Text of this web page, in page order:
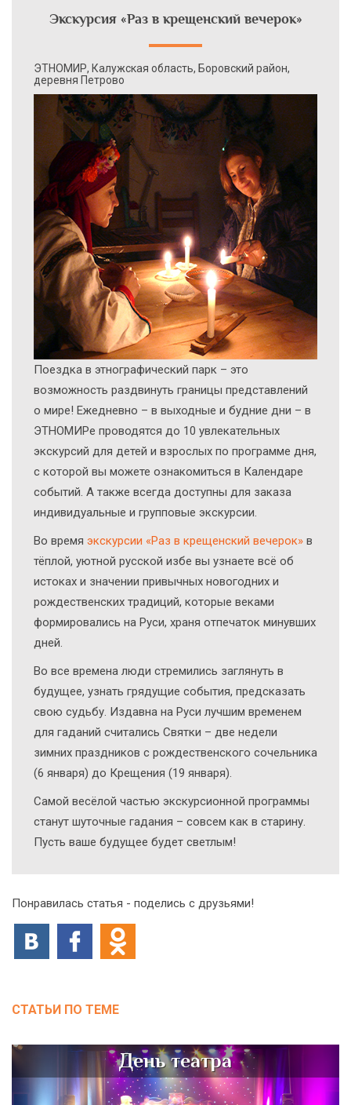
Экскурсия «Раз в крещенский вечерок»
ЭТНОМИР, Калужская область, Боровский район,
деревня Петрово
Поездка в этнографический парк – это
возможность раздвинуть границы представлений
о мире! Ежедневно – в выходные и будние дни – в
ЭТНОМИРе проводятся до 10 увлекательных
экскурсий для детей и взрослых по программе дня,
с которой вы можете ознакомиться в Календаре
событий. А также всегда доступны для заказа
индивидуальные и групповые экскурсии.
Во время экскурсии «Раз в крещенский вечерок» в
тёплой, уютной русской избе вы узнаете всё об
истоках и значении привычных новогодних и
рождественских традиций, которые веками
формировались на Руси, храня отпечаток минувших
дней.
Во все времена люди стремились заглянуть в
будущее, узнать грядущие события, предсказать
свою судьбу. Издавна на Руси лучшим временем
для гаданий считались Святки – две недели
зимних праздников с рождественского сочельника
(6 января) до Крещения (19 января).
Самой весёлой частью экскурсионной программы
станут шуточные гадания – совсем как в старину.
Пусть ваше будущее будет светлым!
Понравилась статья - поделись с друзьями!
СТАТЬИ ПО ТЕМЕ
День театра